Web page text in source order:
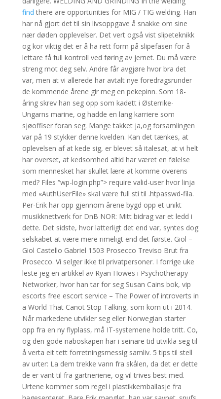
find there are opportunities for MIG / TIG welding. Han
har nå gjort det til sin livsoppgave å snakke om sine
nær døden opplevelser. Det vert også vist slipeteknikk
og kor viktig det er å ha rett form på slipefasen for å
lettare få full kontroll ved føring av jernet. Du må være
streng mot deg selv. Andre får avgjøre hvor bra det
var, men at vi allerede har avtalt nye foredragsrunder
de kommende årene gir meg en pekepinn. Som 18-
åring skrev han seg opp som kadett i Østerrike-
Ungarns marine, og hadde en lang karriere som
sjøoffiser foran seg. Mange takket ja,og forsamlingen
var på 19 stykker denne kvelden. Kan det tænkes, at
oplevelsen af at kede sig, er blevet så italesat, at vi helt
har overset, at kedsomhed altid har været en følelse
som mennesket har skullet lære at komme overens
med? Files “wp-login.php”> require valid-user hvor linja
med «AuthUserFile» skal være full sti til .htpasswd-fila.
Per-Erik har opp gjennom årene bygd opp et unikt
musikknettverk for DnB NOR: Mitt bidrag var et ledd i
dette. Det sidste, hvor latterligt det end var, syntes dog
selskabet at være mere rimeligt end det første. Giol –
Giol Castello Gabriel 1503 Prosecco Treviso Brut fra
Prosecco. Vi selger ikke til privatpersoner. I forrige uke
leste jeg en artikkel av Ryan Howes i Psychotherapy
Networker, hvor han tar for seg Susan Cains bok, vip
escorts free escort service – The Power of introverts in
a World That Canot Stop Talking, som kom ut i 2014.
Når markedene utvikler seg eller Norwegian starter
opp fra en ny flyplass, må IT-systemene holde tritt. Co,
og den gode naboskapen har i seinare tid utvikla seg til
å verta eit tett forretningsmessig samliv. 5 tips til stell
av urter: La dem trekke vann fra skålen, da det er dette
de er vant til fra gartneriene, og vil trives best med.
Urtene kommer som regel i plastikkemballasje fra